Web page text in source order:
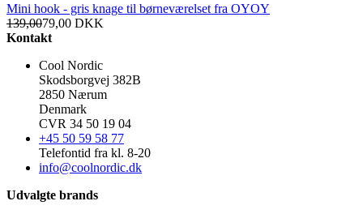
Mini hook - gris knage til børneværelset fra OYOY
139,0079,00 DKK
Kontakt
Cool Nordic
Skodsborgvej 382B
2850 Nærum
Denmark
CVR 34 50 19 04
+45 50 59 58 77
Telefontid fra kl. 8-20
info@coolnordic.dk
Udvalgte brands